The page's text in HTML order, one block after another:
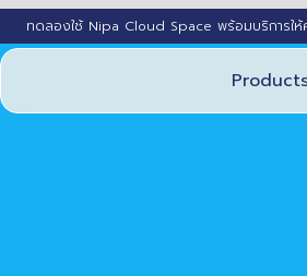
ทดลองใช้ Nipa Cloud Space พร้อมบริการให้